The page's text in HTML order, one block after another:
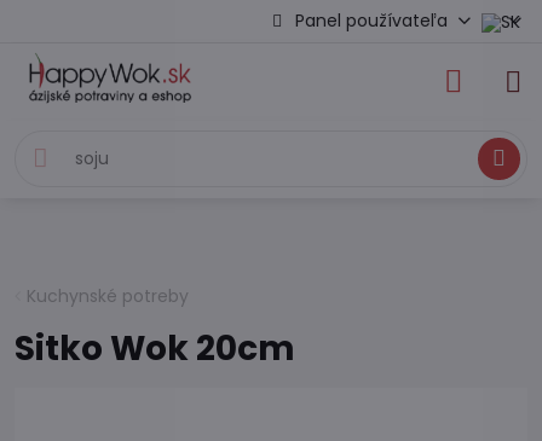
Panel používateľa
Hľadať
Kuchynské potreby
Sitko Wok 20cm